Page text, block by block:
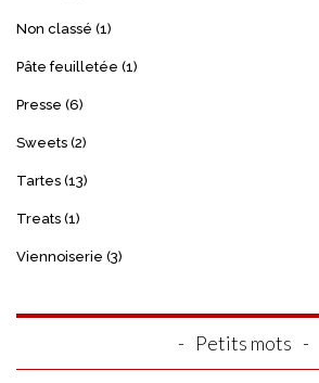
Non classé (1)
Pâte feuilletée (1)
Presse (6)
Sweets (2)
Tartes (13)
Treats (1)
Viennoiserie (3)
Petits mots